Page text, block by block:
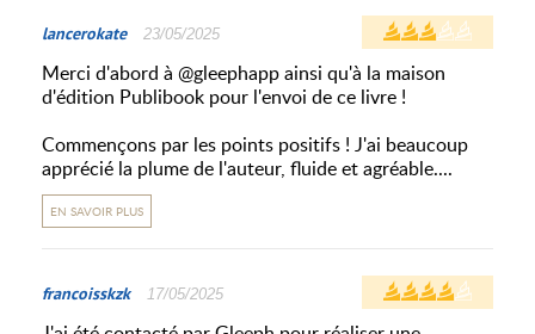
lancerokate 23/05/2025
Merci d'abord à @gleephapp ainsi qu'à la maison
d'édition Publibook pour l'envoi de ce livre !
Commençons par les points positifs ! J'ai beaucoup
apprécié la plume de l'auteur, fluide et agréable....
EN SAVOIR PLUS
francoisskzk 17/05/2025